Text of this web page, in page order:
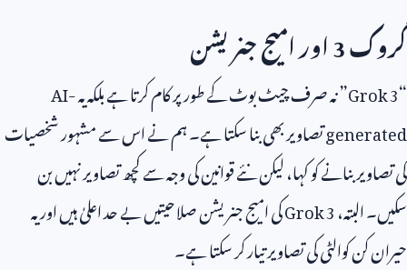
گروک3اور امیج جنریشن
“
Grok 3” نہ صرف چیٹ بوٹ کے طور پر کام کرتا ہے بلکہ یہAI-
generatedتصاویر بھی بنا سکتا ہے۔ ہم نے اس سے مشہور شخصیات
کی تصاویر بنانے کو کہا، لیکن نئے قوانین کی وجہ سے کچھ تصاویر نہیں بن
سکیں۔ البتہ،Grok 3کی امیج جنریشن صلاحیتیں بے حد اعلیٰ ہیں اور یہ
حیران کن کوالٹی کی تصاویر تیار کر سکتا ہے۔